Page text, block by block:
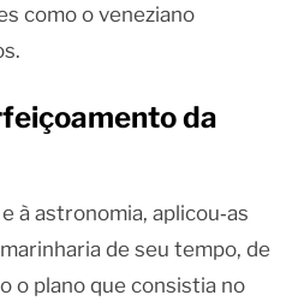
como o veneziano
da
à astronomia, aplicou‑as
de seu tempo, de
o plano que consistia no